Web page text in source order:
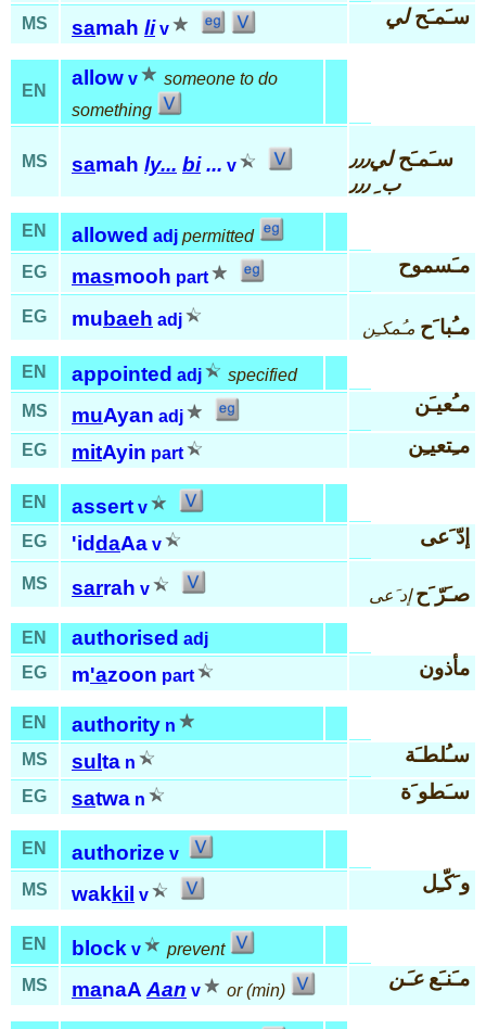
MS samah li v
سـَمـَحلي
EN
allow v
someone to do
something
MS samah ly... bi... v سـَمـَح
لي٫٫٫
ب ِ ٫٫٫
EN allowed adj permitted
EG
masmooh part
مـَسموح
EG mubaeh adj مـُبا َح مـُمكـِن
EN appointed adj
specified
MS
muAyan adj
مـُعيـَن
EG mitAyin part مـِتعيـِن
EN assert v
EG
'iddaAa v إدّ َعى
MS sarrah v صـَرّ َح إد َعى
EN authorised adj
EG
m'azoon part مأذون
EN authority n
MS
sul ta n سـُلطـَة
EG satwa n سـَطو َة
EN authorize v
MS
wakkil v
و َكّـِل
EN block v
prevent
MS
manaAAan v or (min)
مـَنـَععـَن